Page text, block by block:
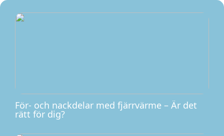
För- och nackdelar med fjärrvärme – Är det
rätt för dig?